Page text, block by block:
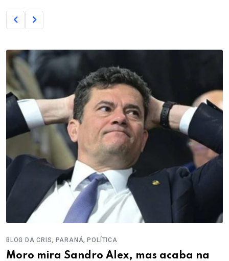
BLOG DA CRIS, PARANÁ,POLÍTICA
Moro mira Sandro Alex, mas acaba na